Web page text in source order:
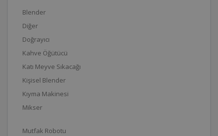
Blender
Diğer
Doğrayıcı
Kahve Öğütücü
Katı Meyve Sıkacağı
Kişisel Blender
Kıyma Makinesi
Mikser
Mutfak Robotu